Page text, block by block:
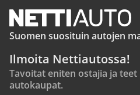
Suomen suosituin autojen
Ilmoita Nettiautossa!
Tavoitat eniten ostajia ja
autokaupat.